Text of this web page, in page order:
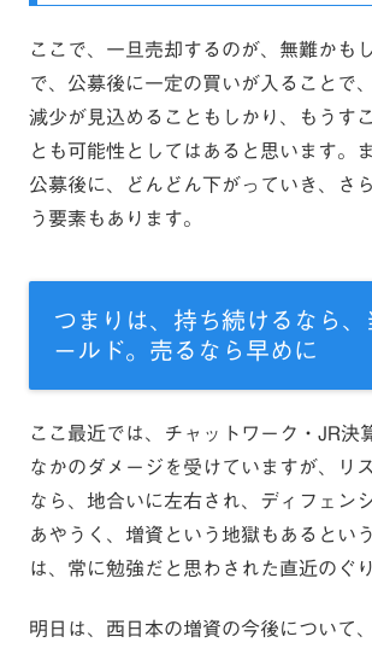
ここで、一旦売却するのが、無難かも
で、公募後に一定の買いが入ることで
減少が見込めることもしかり、もうす
とも可能性としてはあると思います。
公募後に、どんどん下がっていき、さ
う要素もあります。
つまりは、持ち続けるなら、
ールド。売るなら早めに
ここ最近では、チャットワーク・JR決
なかのダメージを受けていますが、リ
なら、地合いに左右され、ディフェン
あやうく、増資という地獄もあるとい
は、常に勉強だと思わされた直近のぐ
明日は、西日本の増資の今後について